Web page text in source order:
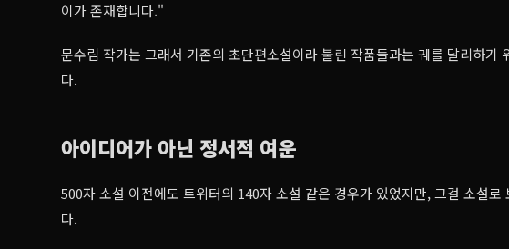
이가 존재합니다."
문수림 작가는 그래서 기존의 초단편소설이라 불린 작품들과는 궤를 달리하기
다.
아이디어가 아닌 정서적 여운
500자 소설 이전에도 트위터의 140자 소설 같은 경우가 있었지만, 그걸 소설로
다.